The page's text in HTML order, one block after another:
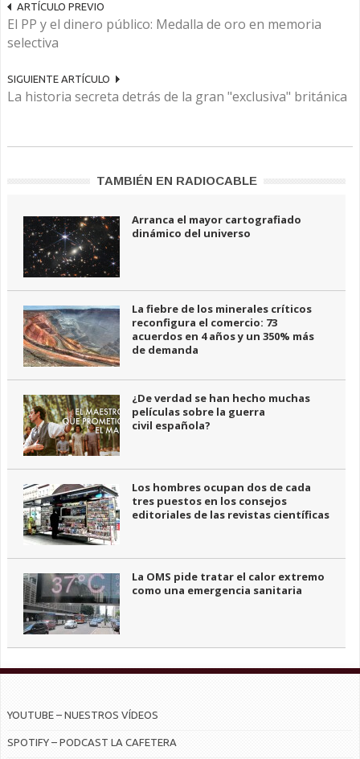
ARTÍCULO PREVIO
El PP y el dinero público: Medalla de oro en memoria
selectiva
SIGUIENTE ARTÍCULO
La historia secreta detrás de la gran "exclusiva" británica
TAMBIÉN EN RADIOCABLE
Arranca el mayor cartografiado
dinámico del universo
La fiebre de los minerales críticos
reconfigura el comercio: 73
acuerdos en 4 años y un 350% más
de demanda
¿De verdad se han hecho muchas
películas sobre la guerra
civil española?
Los hombres ocupan dos de cada
tres puestos en los consejos
editoriales de las revistas científicas
La OMS pide tratar el calor extremo
como una emergencia sanitaria
YOUTUBE – NUESTROS VÍDEOS
SPOTIFY – PODCAST LA CAFETERA